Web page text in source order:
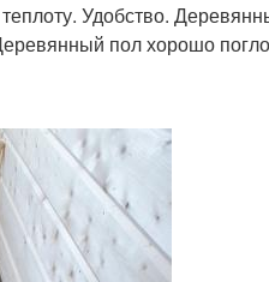
Удобство.
пол хорошо